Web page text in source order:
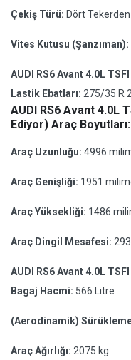
Çekiş Türü: Dört
Vites Kutusu (Şanzıman):
AUDI RS6 Avant 4.0L
Lastik Ebatları: 275/35 R
AUDI RS6 Avant 4.0L
Ediyor) Araç Boyutları:
Araç Uzunluğu: 4996
Araç Genişliği: 1951
Araç Yüksekliği: 1486
Araç Dingil Mesafesi:
AUDI RS6 Avant 4.0L
Bagaj Hacmi: 566 Litre
(Aerodinamik) Sürükleme
Araç Ağırlığı: 2075 kg